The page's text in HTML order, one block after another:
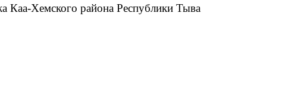
Каа-Хемского района Республики Тыва